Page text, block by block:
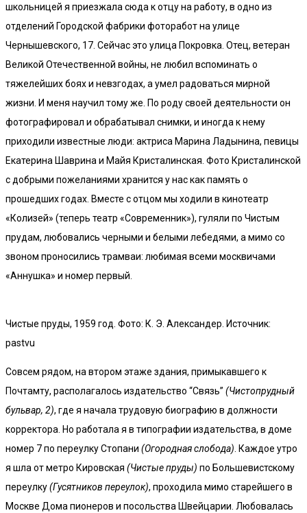
школьницей я приезжала сюда к отцу на работу, в одно из
отделений Городской фабрики фоторабот на улице
Чернышевского, 17. Сейчас это улица Покровка. Отец, ветеран
Великой Отечественной войны, не любил вспоминать о
тяжелейших боях и невзгодах, а умел радоваться мирной
жизни. И меня научил тому же. По роду своей деятельности он
фотографировал и обрабатывал снимки, и иногда к нему
приходили известные люди: актриса Марина Ладынина, певицы
Екатерина Шаврина и Майя Кристалинская. Фото Кристалинской
с добрыми пожеланиями хранится у нас как память о
прошедших годах. Вместе с отцом мы ходили в кинотеатр
«Колизей» (теперь театр «Современник»), гуляли по Чистым
прудам, любовались черными и белыми лебедями, а мимо со
звоном проносились трамваи: любимая всеми москвичами
«Аннушка» и номер первый.
Чистые пруды, 1959 год. Фото: К. Э. Александер. Источник:
pastvu
Совсем рядом, на втором этаже здания, примыкавшего к
Почтамту, располагалось издательство “Связь” (Чистопрудный
бульвар, 2), где я начала трудовую биографию в должности
корректора. Но работала я в типографии издательства, в доме
номер 7 по переулку Стопани (Огородная слобода) . Каждое утро
я шла от метро Кировская (Чистые пруды) по Большевистскому
переулку(Гусятников переулок), проходила мимо старейшего в
Москве Дома пионеров и посольства Швейцарии. Любовалась